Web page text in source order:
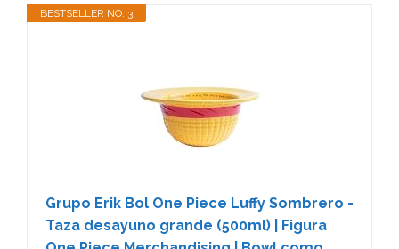
BESTSELLER NO. 3
Grupo Erik Bol One Piece Luffy Sombrero -
Taza desayuno grande (500ml) | Figura